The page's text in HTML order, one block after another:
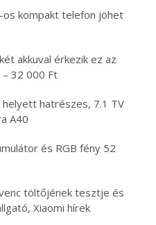
os kompakt telefon jöhet
akkuval érkezik ez az
32 000 Ft
hatrészes, 7.1 TV
A40
és RGB fény 52
töltőjének tesztje és
Xiaomi hírek